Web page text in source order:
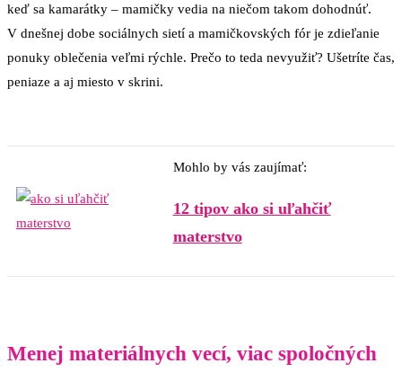
keď sa kamarátky – mamičky vedia na niečom takom dohodnúť.
V dnešnej dobe sociálnych sietí a mamičkovských fór je zdieľanie
ponuky oblečenia veľmi rýchle. Prečo to teda nevyužiť? Ušetríte čas,
peniaze a aj miesto v skrini.
Mohlo by vás zaujímať:
12 tipov ako si uľahčiť
materstvo
Menej materiálnych vecí, viac spoločných